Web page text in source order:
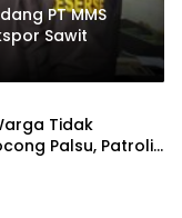
PT MMS
Sawit
Tidak
Palsu, Patroli